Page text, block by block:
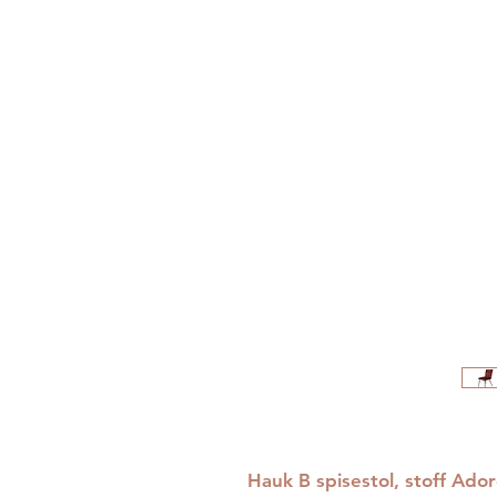
Hauk B spisestol, stoff